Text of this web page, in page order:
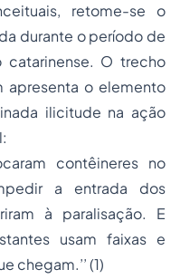
retome-se o
durante o período de
O trecho
apresenta o elemento
ilicitude na ação
contêineres no
a entrada dos
à paralisação. E
usam faixas e
chegam.’’ (1)